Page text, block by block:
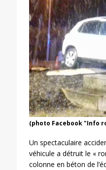
(photo Facebook "‎Info
Un spectaculaire
véhicule a détruit le «
colonne en béton de